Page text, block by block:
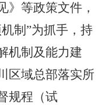
》等政策文件，
制”为抓手，持
机制及能力建
区域总部落实所
规程（试